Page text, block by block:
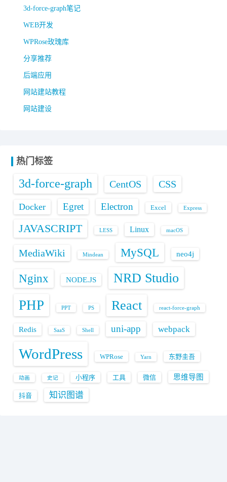
3d-force-graph笔记
WEB开发
WPRose玫瑰库
分享推荐
后端应用
网站建站教程
网站建设
热门标签
3d-force-graph CentOS CSS
Docker Egret Electron Excel Express
JAVASCRIPT LESS Linux macOS
MediaWiki Mindean MySQL neo4j
Nginx NODE.JS NRD Studio
PHP PPT PS React react-force-graph
Redis SaaS Shell uni-app webpack
WordPress WPRose Yarn 东野圭吾
动画 史记 小程序 工具 微信 思维导图
抖音 知识图谱